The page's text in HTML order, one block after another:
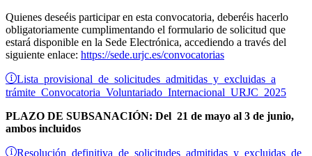
Quienes deseéis participar en esta convocatoria, deberéis hacerlo
obligatoriamente cumplimentando el formulario de solicitud que
estará disponible en la Sede Electrónica, accediendo a través del
siguiente enlace: https://sede.urjc.es/convocatorias
Lista provisional de solicitudes admitidas y excluidas a
trámite Convocatoria Voluntariado Internacional URJC 2025
PLAZO DE SUBSANACIÓN: Del 21 de mayo al 3 de junio,
ambos incluidos
Resolución definitiva de solicitudes admitidas y excluidas de